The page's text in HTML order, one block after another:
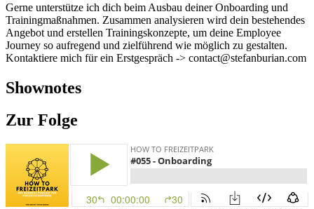
Gerne unterstütze ich dich beim Ausbau deiner Onboarding und
Trainingmaßnahmen. Zusammen analysieren wird dein bestehendes
Angebot und erstellen Trainingskonzepte, um deine Employee
Journey so aufregend und zielführend wie möglich zu gestalten.
Kontaktiere mich für ein Erstgespräch -> contact@stefanburian.com
Shownotes
Zur Folge